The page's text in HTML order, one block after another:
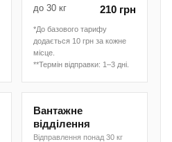
до 30 кг 210 грн
*До базового тарифу
додається 10 грн за кожне
місце.
**Термін відправки: 1–3 дні.
Вантажне
відділення
Відправлення понад 30 кг